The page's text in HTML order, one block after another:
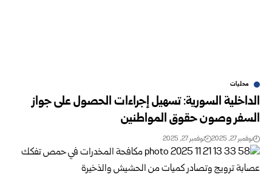
محليات
الداخلية السورية: تسهيل إجراءات الحصول على جواز
السفر وصون حقوق المواطنين
نوفمبر 27, 2025 نوفمبر 27, 2025